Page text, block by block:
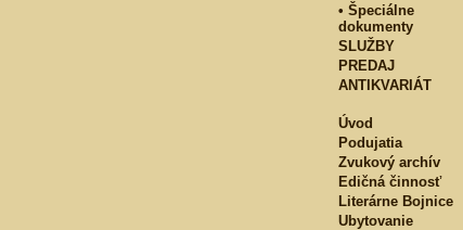
• Špeciálne
dokumenty
SLUŽBY
PREDAJ
ANTIKVARIÁT
Úvod
Podujatia
Zvukový archív
Edičná činnosť
Literárne Bojnice
Ubytovanie